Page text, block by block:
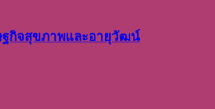
ฐกิจสุขภาพและอายุวัฒน์